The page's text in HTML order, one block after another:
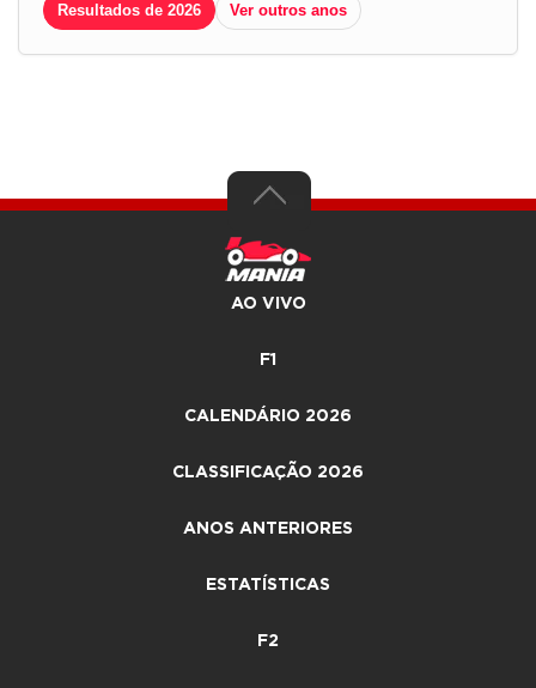
Resultados de 2026 Ver outros anos
AO VIVO
F1
CALENDÁRIO 2026
CLASSIFICAÇÃO 2026
ANOS ANTERIORES
ESTATÍSTICAS
F2